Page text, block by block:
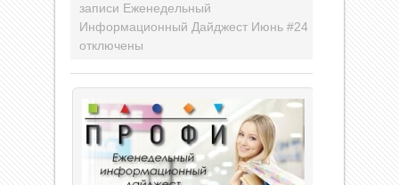
записи Еженедельный
Информационный Дайджест Июнь #24
отключены